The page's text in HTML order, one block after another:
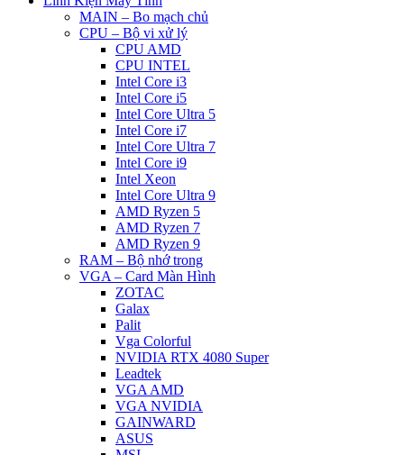
MAIN – Bo mạch chủ
CPU – Bộ vi xử lý
CPU AMD
CPU INTEL
Intel Core i3
Intel Core i5
Intel Core Ultra 5
Intel Core i7
Intel Core Ultra 7
Intel Core i9
Intel Xeon
Intel Core Ultra 9
AMD Ryzen 5
AMD Ryzen 7
AMD Ryzen 9
RAM – Bộ nhớ trong
VGA – Card Màn Hình
ZOTAC
Galax
Palit
Vga Colorful
NVIDIA RTX 4080 Super
Leadtek
VGA AMD
VGA NVIDIA
GAINWARD
ASUS